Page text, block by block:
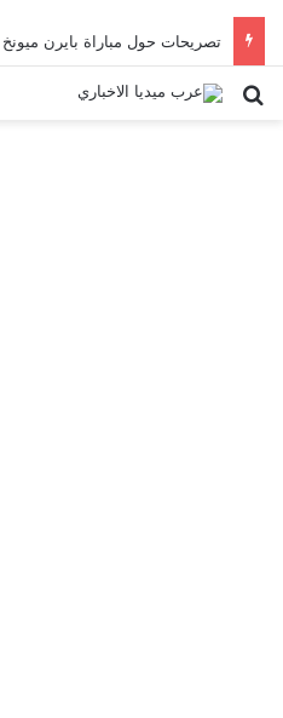
تصريحات حول مباراة بايرن ميونخ
بحث عن